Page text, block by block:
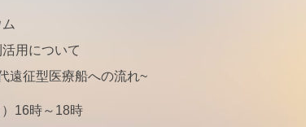
用について
遠征型医療船への流れ~
16時～18時